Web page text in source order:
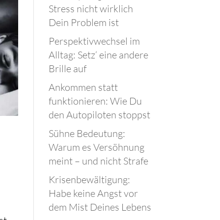
Stress nicht wirklich
Dein Problem ist
Perspektivwechsel im
Alltag: Setz‘ eine andere
Brille auf
Ankommen statt
funktionieren: Wie Du
den Autopiloten stoppst
Sühne Bedeutung:
Warum es Versöhnung
meint – und nicht Strafe
Krisenbewältigung:
Habe keine Angst vor
dem Mist Deines Lebens